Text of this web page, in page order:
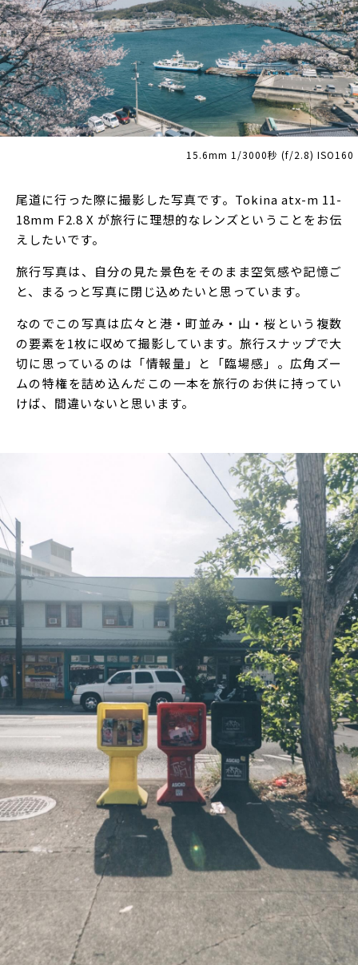
15.6mm 1/3000秒 (f/2.8) ISO160
尾道に行った際に撮影した写真です。Tokina atx-m 11-
18mm F2.8 X が旅行に理想的なレンズということをお伝
えしたいです。
旅行写真は、自分の見た景色をそのまま空気感や記憶ご
と、まるっと写真に閉じ込めたいと思っています。
なのでこの写真は広々と港・町並み・山・桜という複数
の要素を1枚に収めて撮影しています。旅行スナップで大
切に思っているのは「情報量」と「臨場感」。広角ズー
ムの特権を詰め込んだこの一本を旅行のお供に持ってい
けば、間違いないと思います。